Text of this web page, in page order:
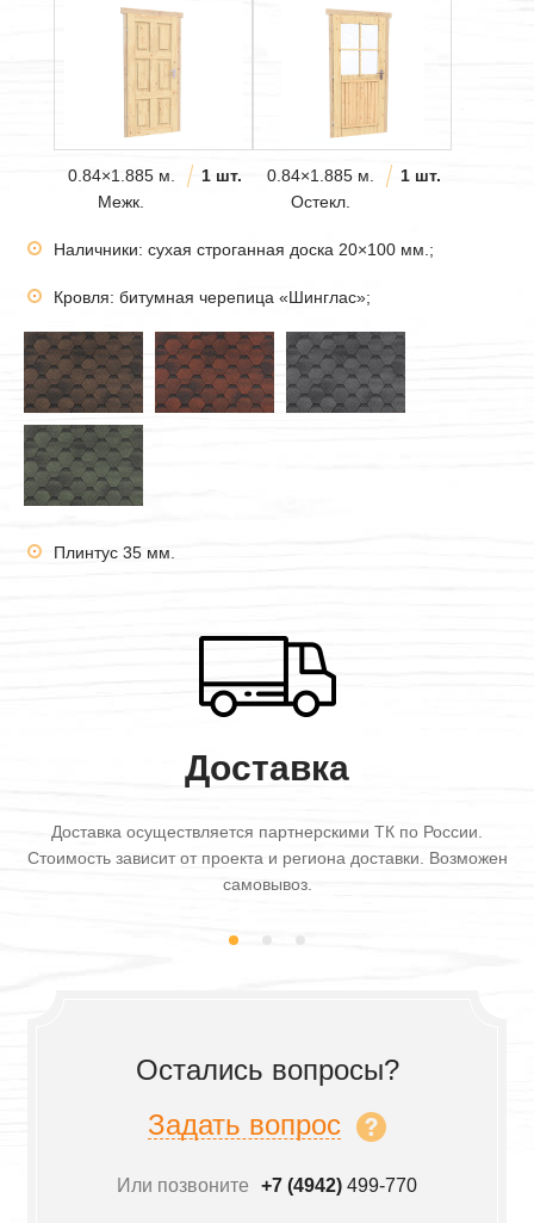
0.84×1.885 м.
Межк.
1 шт.
0.84×1.885 м.
Остекл.
1 шт.
Наличники: сухая строганная доска 20×100 мм.;
Кровля: битумная черепица «Шинглас»;
Плинтус 35 мм.
Доставка
Доставка осуществляется партнерскими ТК по России.
Стоимость зависит от проекта и региона доставки. Возможен
самовывоз.
Остались вопросы?
Задать вопрос
Или позвоните +7 (4942) 499-770